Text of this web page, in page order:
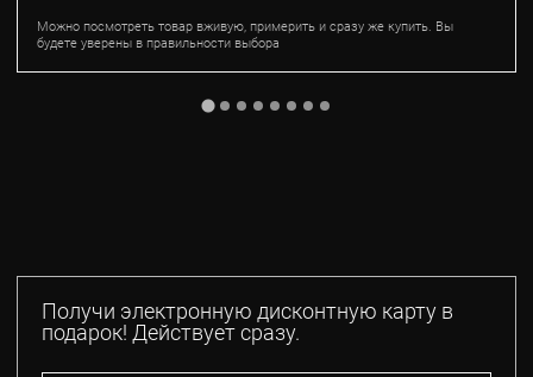
Можно посмотреть товар вживую, примерить и сразу же купить. Вы
будете уверены в правильности выбора
Получи электронную дисконтную карту в
подарок! Действует сразу.